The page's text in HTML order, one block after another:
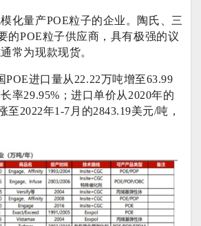
化量产POE粒子的企业。陶氏、三
的POE粒子供应商，具有极强的议
常为现款现货。
POE进口量从22.22万吨增至63.99
率29.95%；进口单价从2020年的
至2022年1-7月的2843.19美元/吨，